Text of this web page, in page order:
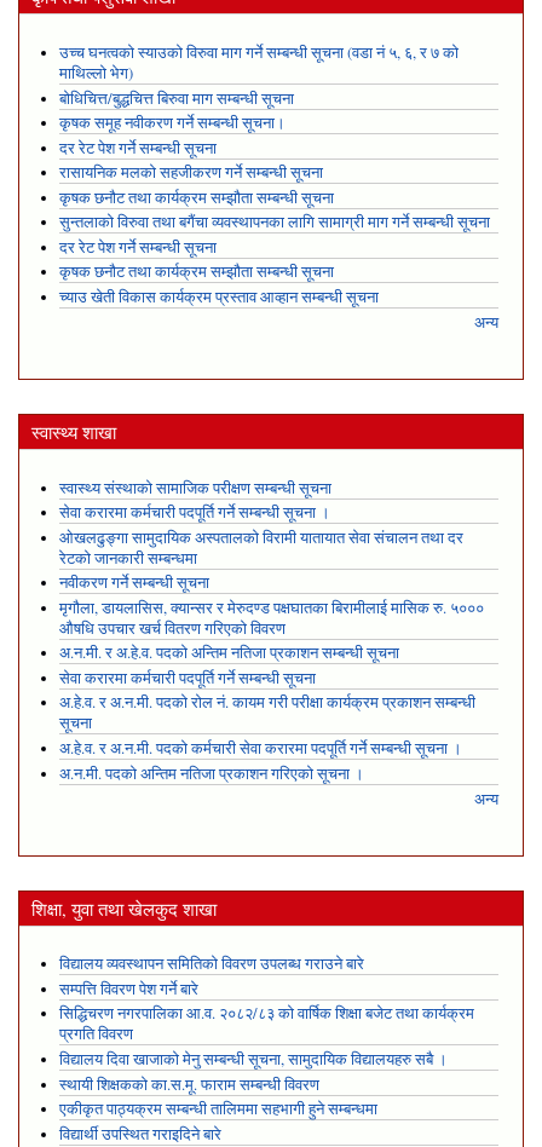
उच्च घनत्वको स्याउको विरुवा माग गर्ने सम्बन्धी सूचना (वडा नं ५, ६, र ७ को
माथिल्लो भेग)
बोधिचित्त/बुद्धचित्त बिरुवा माग सम्बन्धी सूचना
कृषक समूह नवीकरण गर्ने सम्बन्धी सूचना।
दर रेट पेश गर्ने सम्बन्धी सूचना
रासायनिक मलको सहजीकरण गर्ने सम्बन्धी सूचना
कृषक छनौट तथा कार्यक्रम सम्झौता सम्बन्धी सूचना
सुन्तलाको विरुवा तथा बगैंचा व्यवस्थापनका लागि सामाग्री माग गर्ने सम्बन्धी सूचना
दर रेट पेश गर्ने सम्बन्धी सूचना
कृषक छनौट तथा कार्यक्रम सम्झौता सम्बन्धी सूचना
च्याउ खेती विकास कार्यक्रम प्रस्ताव आव्हान सम्बन्धी सूचना
अन्य
स्वास्थ्य शाखा
स्वास्थ्य संस्थाको सामाजिक परीक्षण सम्बन्धी सूचना
सेवा करारमा कर्मचारी पदपूर्ति गर्ने सम्बन्धी सूचना ।
ओखलढुङ्गा सामुदायिक अस्पतालको विरामी यातायात सेवा संचालन तथा दर
रेटको जानकारी सम्बन्धमा
नवीकरण गर्ने सम्बन्धी सूचना
मृगौला, डायलासिस, क्यान्सर र मेरुदण्ड पक्षघातका बिरामीलाई मासिक रु. ५०००
औषधि उपचार खर्च वितरण गरिएको विवरण
अ.न.मी. र अ.हे.व. पदको अन्तिम नतिजा प्रकाशन सम्बन्धी सूचना
सेवा करारमा कर्मचारी पदपूर्ति गर्ने सम्बन्धी सूचना
अ.हे.व. र अ.न.मी. पदको रोल नं. कायम गरी परीक्षा कार्यक्रम प्रकाशन सम्बन्धी
सूचना
अ.हे.व. र अ.न.मी. पदको कर्मचारी सेवा करारमा पदपूर्ति गर्ने सम्बन्धी सूचना ।
अ.न.मी. पदको अन्तिम नतिजा प्रकाशन गरिएको सूचना ।
अन्य
शिक्षा, युवा तथा खेलकुद शाखा
विद्यालय व्यवस्थापन समितिको विवरण उपलब्ध गराउने बारे
सम्पत्ति विवरण पेश गर्ने बारे
सिद्धिचरण नगरपालिका आ.व. २०८२/८३ को वार्षिक शिक्षा बजेट तथा कार्यक्रम
प्रगति विवरण
विद्यालय दिवा खाजाको मेनु सम्बन्धी सूचना, सामुदायिक विद्यालयहरु सबै ।
स्थायी शिक्षकको का.स.मू. फाराम सम्बन्धी विवरण
एकीकृत पाठ्यक्रम सम्बन्धी तालिममा सहभागी हुने सम्बन्धमा
विद्यार्थी उपस्थित गराइदिने बारे